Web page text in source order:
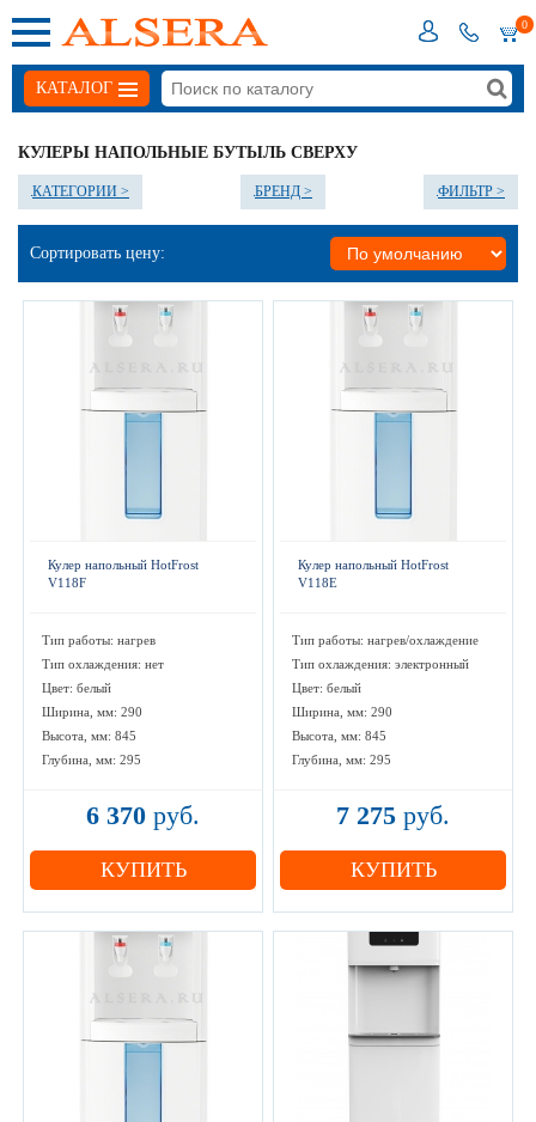
0
КАТАЛОГ
КУЛЕРЫ НАПОЛЬНЫЕ БУТЫЛЬ СВЕРХУ
КАТЕГОРИИ > БРЕНД > ФИЛЬТР >
Сортировать цену:
Кулер напольный HotFrost
V118F
Тип работы: нагрев
Тип охлаждения: нет
Цвет: белый
Ширина, мм: 290
Высота, мм: 845
Глубина, мм: 295
6 370 руб.
КУПИТЬ
Кулер напольный HotFrost
V118E
Тип работы: нагрев/охлаждение
Тип охлаждения: электронный
Цвет: белый
Ширина, мм: 290
Высота, мм: 845
Глубина, мм: 295
7 275 руб.
КУПИТЬ